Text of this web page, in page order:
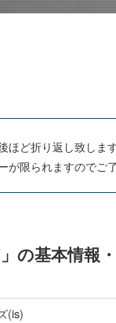
ほど折り返し致しま
が限られますのでご
の基本情報
(is)